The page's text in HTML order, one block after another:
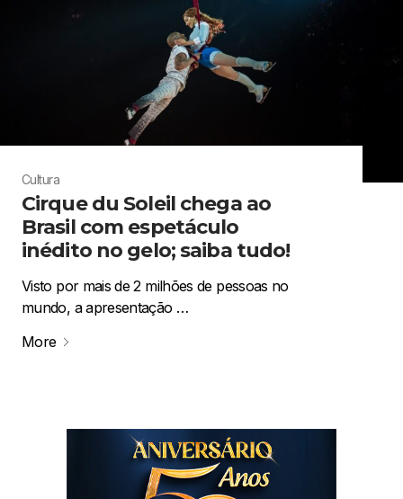
Cultura
Cirque du Soleil chega ao
Brasil com espetáculo
inédito no gelo; saiba tudo!
Visto por mais de 2 milhões de pessoas no
mundo, a apresentação …
More